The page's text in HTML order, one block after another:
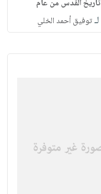
تاريخ القدس من عام
لـتوفيق أحمد الخلي